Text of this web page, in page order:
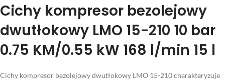
Cichy kompresor bezolejowy
dwutłokowy LMO 15-210 10 bar
0.75 KM/0.55 kW 168 l/min 15 l
Cichy kompresor bezolejowy dwutłokowy LMO 15-210 charakteryzuje